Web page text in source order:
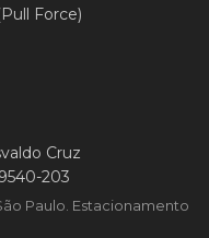
Force)
Cruz
203
Paulo. Estacionamento